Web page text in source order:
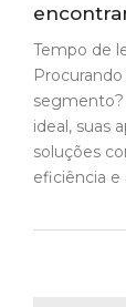
Tempo de
ideal, suas
soluções
eficiência e